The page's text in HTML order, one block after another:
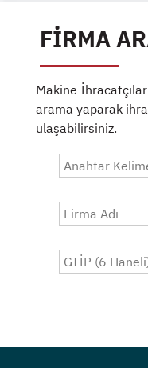
FİRMA
Makine
arama yaparak
ulaşabilirsiniz.